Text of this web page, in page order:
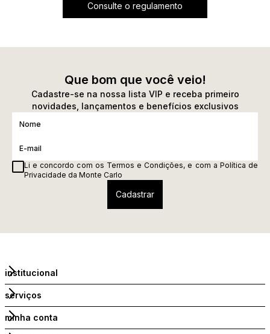
Consulte o regulamento
Que bom que você veio!
Cadastre-se na nossa lista VIP e receba primeiro
novidades, lançamentos e benefícios exclusivos
Li e concordo com os Termos e Condições, e com a Política de
Privacidade da Monte Carlo
institucional
serviços
minha conta